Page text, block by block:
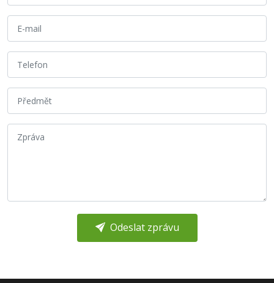
Odeslat zprávu